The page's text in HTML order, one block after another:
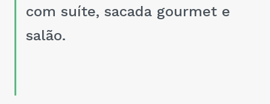
com suíte, sacada gourmet e
salão.